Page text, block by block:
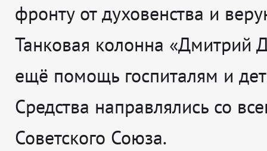
фронту от духовенства и
Танковая колонна «Дмитрий
ещё помощь госпиталям и
Средства направлялись со
Советского Союза.